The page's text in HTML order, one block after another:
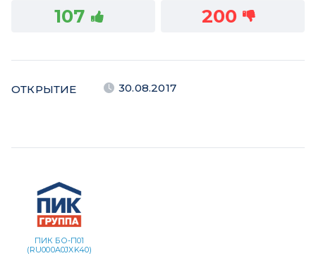
107 200
ОТКРЫТИЕ 30.08.2017
ПИК БО-П01
(RU000A0JXK40)